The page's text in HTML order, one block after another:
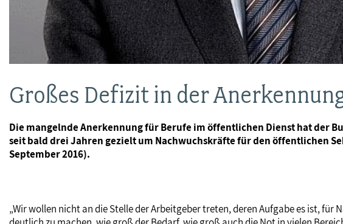
Großes Defizit in der
Die mangelnde Anerkennung für Berufe im öffentlichen Dienst hat der
seit bald drei Jahren gezielt um Nachwuchskräfte für den öffentlichen
September 2016).
„Wir wollen nicht an die Stelle der Arbeitgeber treten, deren Aufgabe es ist,